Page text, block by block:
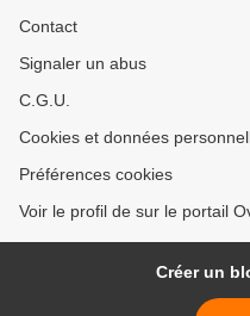
Contact
Signaler un abus
C.G.U.
Cookies et données
Préférences cookies
Voir le profil de sur le portail
Créer un